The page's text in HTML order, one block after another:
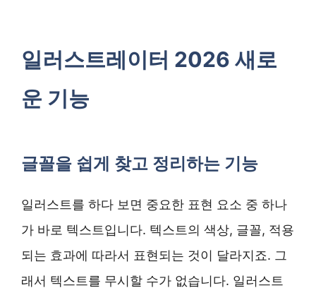
일러스트레이터 2026 새로
운 기능
글꼴을 쉽게 찾고 정리하는 기능
일러스트를 하다 보면 중요한 표현 요소 중 하나
가 바로 텍스트입니다. 텍스트의 색상, 글꼴, 적용
되는 효과에 따라서 표현되는 것이 달라지죠. 그
래서 텍스트를 무시할 수가 없습니다. 일러스트